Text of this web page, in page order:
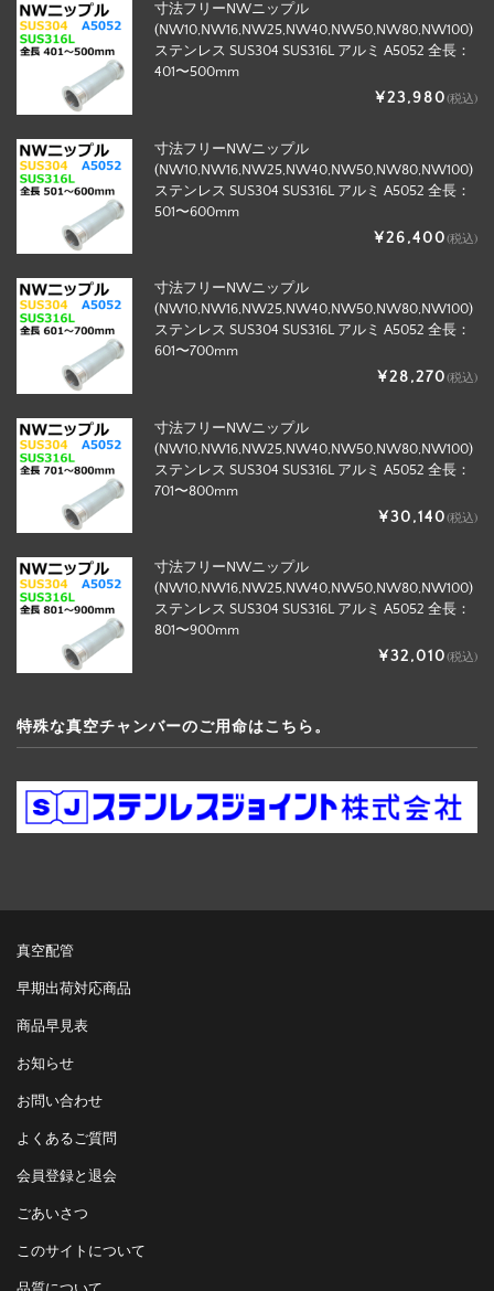
寸法フリーNWニップル
(NW10,NW16,NW25,NW40,NW50,NW80,NW100)
ステンレス SUS304 SUS316L アルミ A5052 全長：
401〜500mm
¥23,980(税込)
寸法フリーNWニップル
(NW10,NW16,NW25,NW40,NW50,NW80,NW100)
ステンレス SUS304 SUS316L アルミ A5052 全長：
501〜600mm
¥26,400(税込)
寸法フリーNWニップル
(NW10,NW16,NW25,NW40,NW50,NW80,NW100)
ステンレス SUS304 SUS316L アルミ A5052 全長：
601〜700mm
¥28,270(税込)
寸法フリーNWニップル
(NW10,NW16,NW25,NW40,NW50,NW80,NW100)
ステンレス SUS304 SUS316L アルミ A5052 全長：
701〜800mm
¥30,140(税込)
寸法フリーNWニップル
(NW10,NW16,NW25,NW40,NW50,NW80,NW100)
ステンレス SUS304 SUS316L アルミ A5052 全長：
801〜900mm
¥32,010(税込)
特殊な真空チャンバーのご用命はこちら。
真空配管
早期出荷対応商品
商品早見表
お知らせ
お問い合わせ
よくあるご質問
会員登録と退会
ごあいさつ
このサイトについて